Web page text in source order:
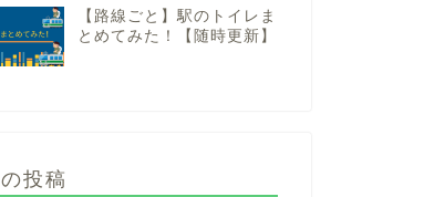
【路線ごと】駅のトイレま
とめてみた！【随時更新】
投稿